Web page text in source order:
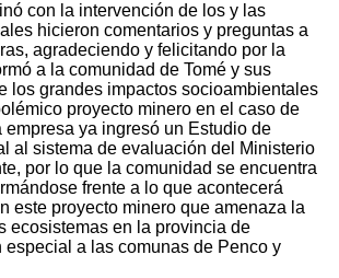
con la intervención de los y las
hicieron comentarios y preguntas a
agradeciendo y felicitando por la
a la comunidad de Tomé y sus
los grandes impactos socioambientales
proyecto minero en el caso de
empresa ya ingresó un Estudio de
al sistema de evaluación del Ministerio
por lo que la comunidad se encuentra
frente a lo que acontecerá
este proyecto minero que amenaza la
ecosistemas en la provincia de
especial a las comunas de Penco y